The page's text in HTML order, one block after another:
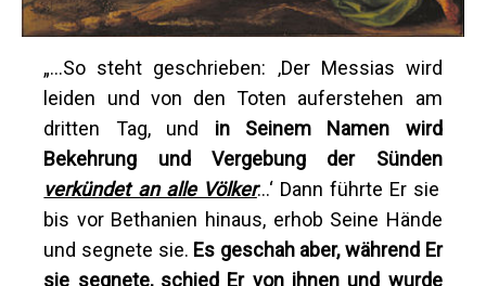
„…So steht geschrieben: ‚Der Messias wird
leiden und von den Toten auferstehen am
dritten Tag, und in Seinem Namen wird
Bekehrung und Vergebung der Sünden
verkündet an alle Völker…‘ Dann führte Er sie
bis vor Bethanien hinaus, erhob Seine Hände
und segnete sie. Es geschah aber, während Er
sie segnete, schied Er von ihnen und wurde